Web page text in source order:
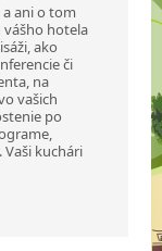
a ani o tom
vášho hotela
ako
či
na
vašich
po
kuchári